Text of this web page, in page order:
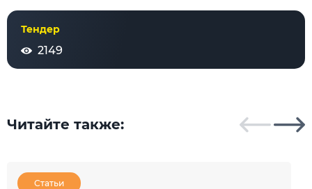
Тендер
2149
Читайте также:
Статьи